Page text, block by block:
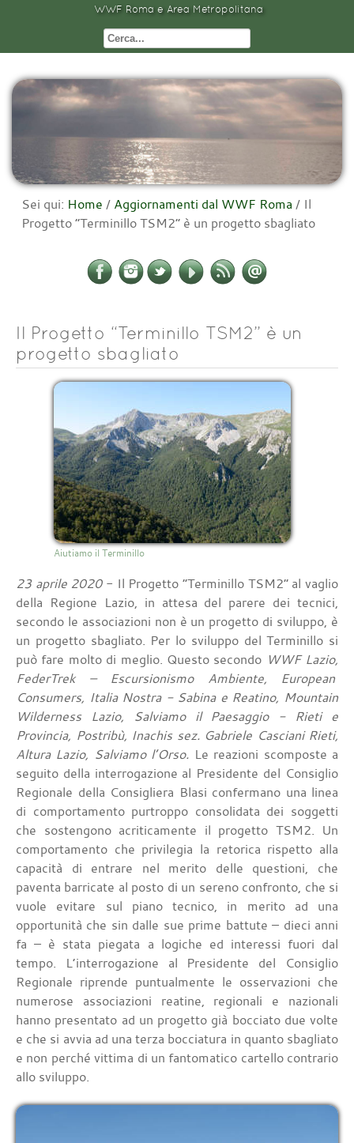
WWF Roma e Area Metropolitana
Sei qui: Home / Aggiornamenti dal WWF Roma / Il
Progetto “Terminillo TSM2” è un progetto sbagliato
Il Progetto “Terminillo TSM2” è un
progetto sbagliato
Aiutiamo il Terminillo
23 aprile 2020- Il Progetto “Terminillo TSM2” al vaglio
della Regione Lazio, in attesa del parere dei tecnici,
secondo le associazioni non è un progetto di sviluppo, è
un progetto sbagliato. Per lo sviluppo del Terminillo si
può fare molto di meglio. Questo secondo WWF Lazio,
FederTrek – Escursionismo Ambiente, European
Consumers, Italia Nostra - Sabina e Reatino, Mountain
Wilderness Lazio, Salviamo il Paesaggio - Rieti e
Provincia, Postribù, Inachis sez. Gabriele Casciani Rieti,
Altura Lazio, Salviamo l’Orso. Le reazioni scomposte a
seguito della interrogazione al Presidente del Consiglio
Regionale della Consigliera Blasi confermano una linea
di comportamento purtroppo consolidata dei soggetti
che sostengono acriticamente il progetto TSM2. Un
comportamento che privilegia la retorica rispetto alla
capacità di entrare nel merito delle questioni, che
paventa barricate al posto di un sereno confronto, che si
vuole evitare sul piano tecnico, in merito ad una
opportunità che sin dalle sue prime battute – dieci anni
fa – è stata piegata a logiche ed interessi fuori dal
tempo. L’interrogazione al Presidente del Consiglio
Regionale riprende puntualmente le osservazioni che
numerose associazioni reatine, regionali e nazionali
hanno presentato ad un progetto già bocciato due volte
e che si avvia ad una terza bocciatura in quanto sbagliato
e non perché vittima di un fantomatico cartello contrario
allo sviluppo.